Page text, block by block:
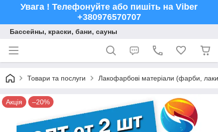
Увага ! Телефонуйте або пишіть на Viber
+380976570707
Бассейны, краски, бани, сауны
Товари та послуги Лакофарбові матеріали (фарби,
Акція –20%